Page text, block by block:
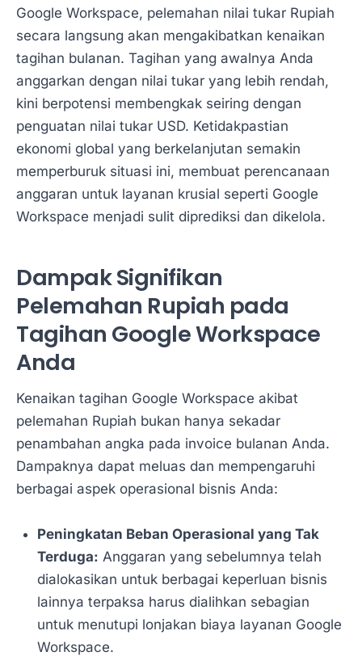
Google Workspace, pelemahan nilai tukar Rupiah
secara langsung akan mengakibatkan kenaikan
tagihan bulanan. Tagihan yang awalnya Anda
anggarkan dengan nilai tukar yang lebih rendah,
kini berpotensi membengkak seiring dengan
penguatan nilai tukar USD. Ketidakpastian
ekonomi global yang berkelanjutan semakin
memperburuk situasi ini, membuat perencanaan
anggaran untuk layanan krusial seperti Google
Workspace menjadi sulit diprediksi dan dikelola.
Dampak Signifikan
Pelemahan Rupiah pada
Tagihan Google Workspace
Anda
Kenaikan tagihan Google Workspace akibat
pelemahan Rupiah bukan hanya sekadar
penambahan angka pada invoice bulanan Anda.
Dampaknya dapat meluas dan mempengaruhi
berbagai aspek operasional bisnis Anda:
Peningkatan Beban Operasional yang Tak
Terduga: Anggaran yang sebelumnya telah
dialokasikan untuk berbagai keperluan bisnis
lainnya terpaksa harus dialihkan sebagian
untuk menutupi lonjakan biaya layanan Google
Workspace.